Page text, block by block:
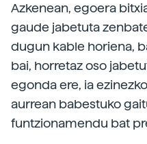
Azkenean, egoera
gaude jabetuta
dugun kable horiena,
bai, horretaz oso
egonda ere, ia
aurrean babestuko
funtzionamendu bat